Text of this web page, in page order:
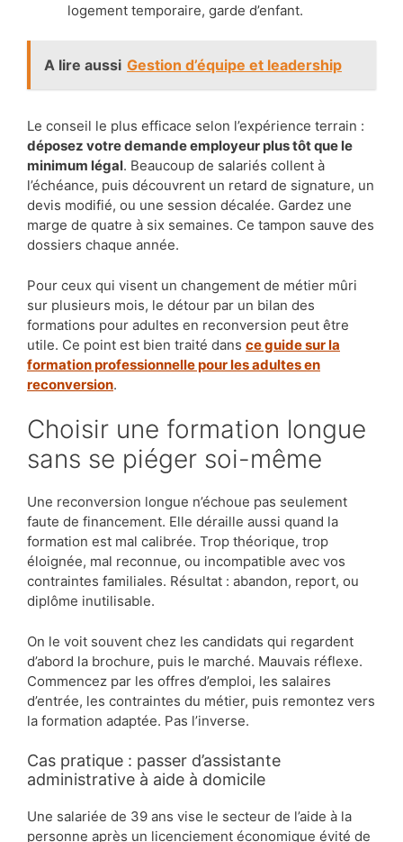
logement temporaire, garde d’enfant.
A lire aussi Gestion d’équipe et leadership
Le conseil le plus efficace selon l’expérience terrain :
déposez votre demande employeur plus tôt que le
minimum légal. Beaucoup de salariés collent à
l’échéance, puis découvrent un retard de signature, un
devis modifié, ou une session décalée. Gardez une
marge de quatre à six semaines. Ce tampon sauve des
dossiers chaque année.
Pour ceux qui visent un changement de métier mûri
sur plusieurs mois, le détour par un bilan des
formations pour adultes en reconversion peut être
utile. Ce point est bien traité dans ce guide sur la
formation professionnelle pour les adultes en
reconversion.
Choisir une formation longue
sans se piéger soi-même
Une reconversion longue n’échoue pas seulement
faute de financement. Elle déraille aussi quand la
formation est mal calibrée. Trop théorique, trop
éloignée, mal reconnue, ou incompatible avec vos
contraintes familiales. Résultat : abandon, report, ou
diplôme inutilisable.
On le voit souvent chez les candidats qui regardent
d’abord la brochure, puis le marché. Mauvais réflexe.
Commencez par les offres d’emploi, les salaires
d’entrée, les contraintes du métier, puis remontez vers
la formation adaptée. Pas l’inverse.
Cas pratique : passer d’assistante
administrative à aide à domicile
Une salariée de 39 ans vise le secteur de l’aide à la
personne après un licenciement économique évité de